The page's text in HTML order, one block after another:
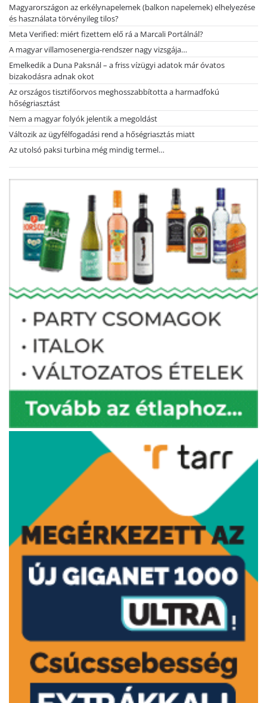
Magyarországon az erkélynapelemek (balkon napelemek) elhelyezése
és használata törvényileg tilos?
Meta Verified: miért fizettem elő rá a Marcali Portálnál?
A magyar villamosenergia-rendszer nagy vizsgája…
Emelkedik a Duna Paksnál – a friss vízügyi adatok már óvatos
bizakodásra adnak okot
Az országos tisztifőorvos meghosszabbította a harmadfokú
hőségriasztást
Nem a magyar folyók jelentik a megoldást
Változik az ügyfélfogadási rend a hőségriasztás miatt
Az utolsó paksi turbina még mindig termel…